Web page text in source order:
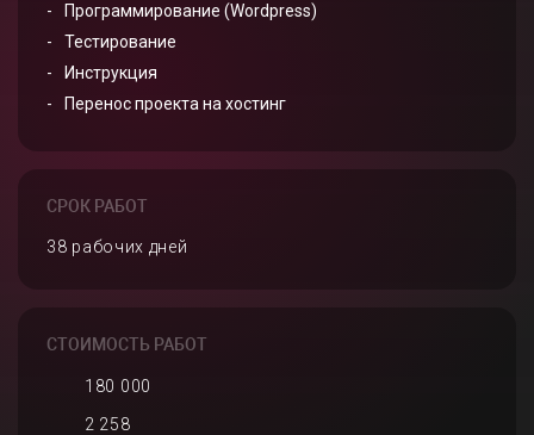
Программирование (Wordpress)
Тестирование
Инструкция
Перенос проекта на хостинг
СРОК РАБОТ
38 рабочих дней
СТОИМОСТЬ РАБОТ
180 000
2 258